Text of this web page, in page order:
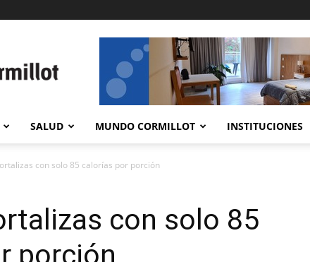
SALUD MUNDO CORMILLOT INSTITUCIONES
con solo 85 calorías por porción
con solo 85
porción